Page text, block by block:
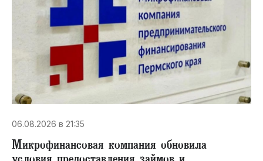
06.08.2026 в 21:35
Микрофинансовая компания обновила